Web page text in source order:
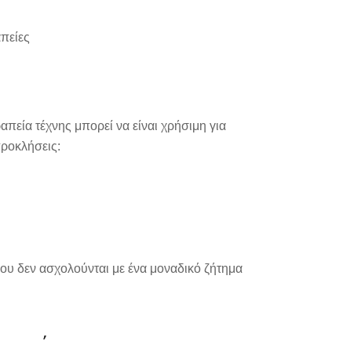
τέχνης μπορεί να είναι χρήσιμη για
δεν ασχολούνται με ένα μοναδικό ζήτημα